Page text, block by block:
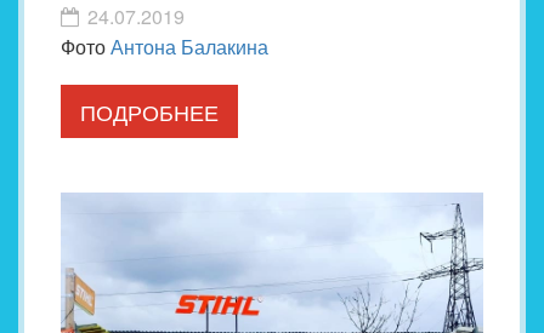
24.07.2019
ФотоАнтона Балакина
ПОДРОБНЕЕ